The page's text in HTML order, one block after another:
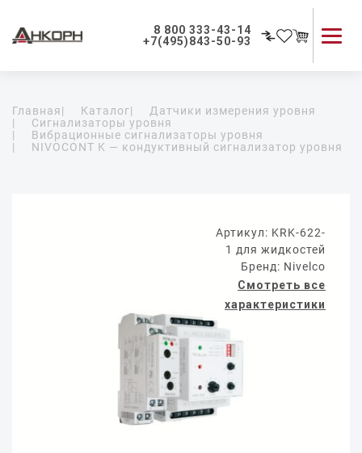
8 800 333-43-14
+7(495)843-50-93
Применение приборов
Главная| Каталог|
Датчики измерения уровня
|
Сигнализаторы уровня
|
Вибрационные сигнализаторы уровня
|
NIVOCONT K — кондуктивный сигнализатор уровня
Артикул: KRK-622-
1 для жидкостей
Бренд: Nivelco
Смотреть все
характеристики